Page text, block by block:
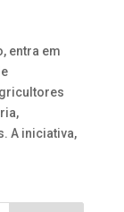
entra em
A iniciativa,